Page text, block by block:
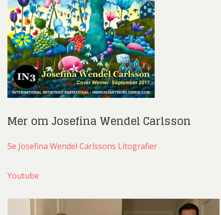
Mer om Josefina Wendel Carlsson
Se Josefina Wendel Carlssons Litografier
Youtube